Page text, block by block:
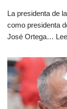
La presidenta de
como presidenta
José Ortega…